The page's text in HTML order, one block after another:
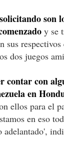
son
y se
sus respectivos
dos juegos
contar con
en
ellos para el
en eso
adelantado',